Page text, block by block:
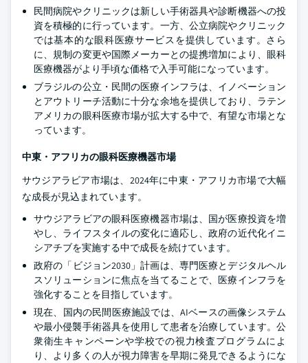
民間病院やクリニックは新しい手術器具や診断機器への投
資を積極的に行っています。一方、公立病院やクリニック
では基本的な眼科医療サービスを提供しています。さら
に、規制の変更や国際メーカーとの提携増加により、眼科
医療機器がより手頃な価格で入手可能になっています。
ブラジルの公立・民間の医療インフラは、イノベーション
とアウトリーチ活動に十分な余地を提供しており、ラテン
アメリカの眼科医療市場が拡大する中で、有望な市場とな
っています。
中東・アフリカの眼科医療機器市場
サウジアラビア市場は、2024年に中東・アフリカ市場で大幅
な成長が見込まれています。
サウジアラビアの眼科医療機器市場は、国が医療投資を増
やし、ライフスタイルの変化に適応し、政府の近代化イニ
シアチブを実施する中で成長を続けています。
政府の「ビジョン2030」計画は、専門医療とデジタルヘル
スソリューションに焦点を当てることで、医療インフラを
強化することを目指しています。
現在、国内の民間医療施設では、AIベースの画像システム
や最小侵襲手術器具を使用して患者を治療しています。公
衆衛生キャンペーンや学校での視力検査プログラムによ
り、より多くの人が視力障害を早期に発見できるようにな